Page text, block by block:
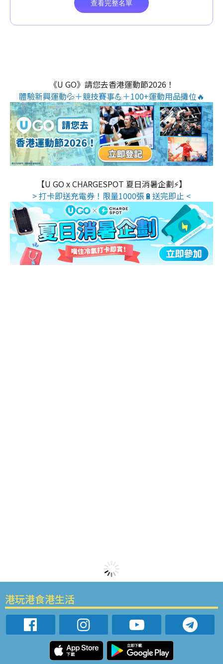
《U GO》請您去香港運動節2026！
體驗新興運動💦＋競技賽事💪＋100+運動用品攤位🔥
【U GO x CHARGESPOT 夏日消暑企劃⚡】
> 打卡即送充電券！限量1000張🔋送完即止 <
港玩港食港生活